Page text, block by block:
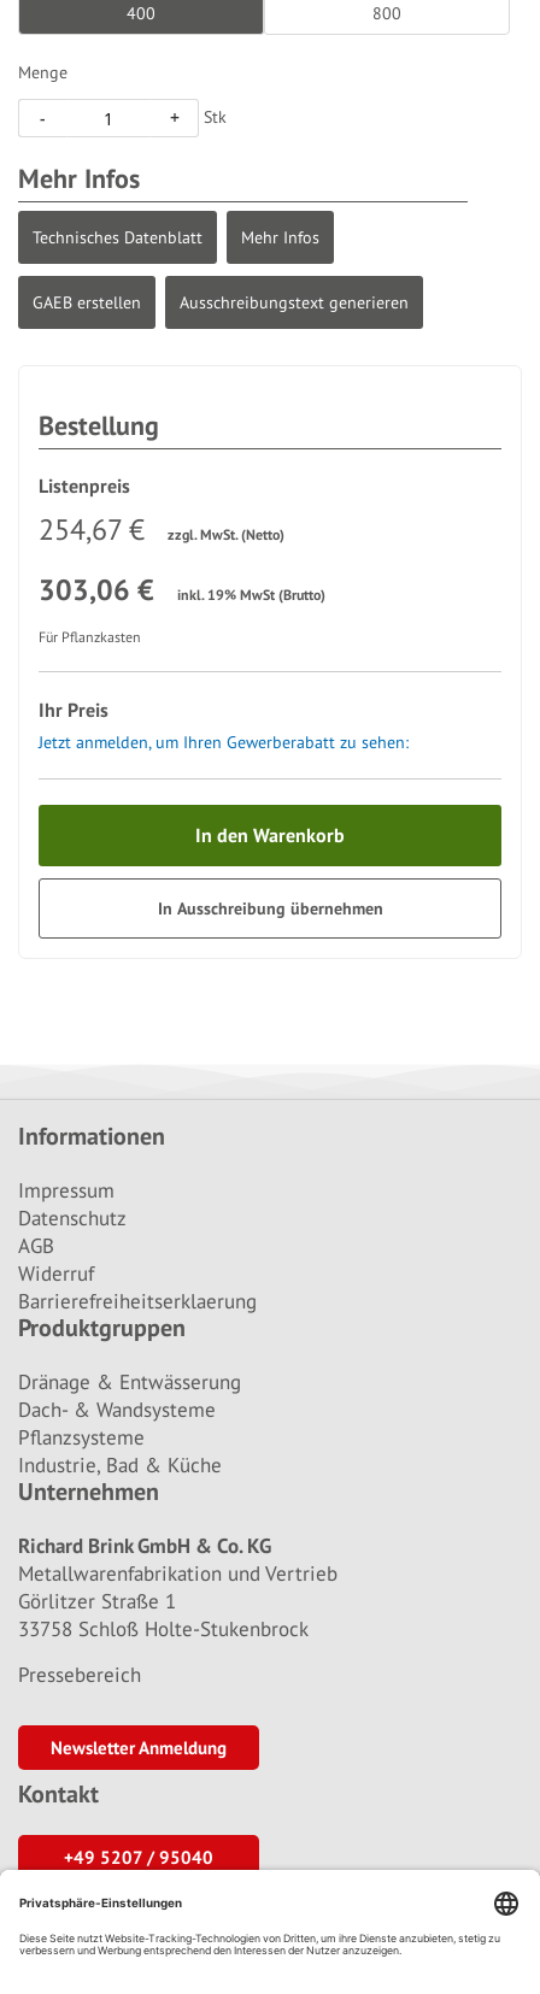
400 800
Menge
- + Stk
Mehr Infos
Technisches Datenblatt Mehr Infos
GAEB erstellen Ausschreibungstext generieren
Bestellung
Listenpreis
254,67 € zzgl. MwSt. (Netto)
303,06 € inkl. 19% MwSt (Brutto)
Für Pflanzkasten
Ihr Preis
Jetzt anmelden, um Ihren Gewerberabatt zu sehen:
In den Warenkorb
In Ausschreibung übernehmen
Informationen
Impressum
Datenschutz
AGB
Widerruf
Barrierefreiheitserklaerung
Produktgruppen
Dränage & Entwässerung
Dach- & Wandsysteme
Pflanzsysteme
Industrie, Bad & Küche
Unternehmen
Richard Brink GmbH & Co. KG
Metallwarenfabrikation und Vertrieb
Görlitzer Straße 1
33758 Schloß Holte-Stukenbrock
Pressebereich
Newsletter Anmeldung
Kontakt
+49 5207 / 95040
info@richard-brink.de